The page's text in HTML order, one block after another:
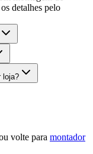
detalhes pelo
loja?
volte para montador